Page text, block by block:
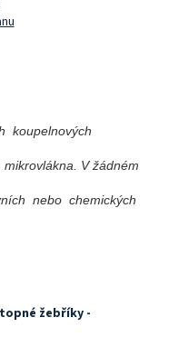
koupelnových
V žádném
nebo chemických
žebříky -